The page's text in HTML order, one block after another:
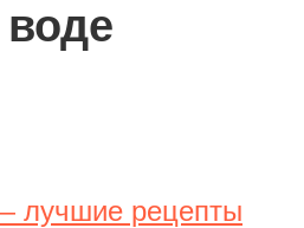
лучшие рецепты